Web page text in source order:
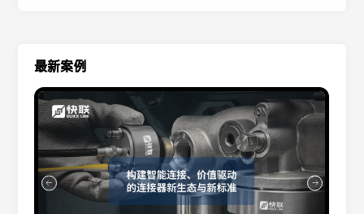
最新案例